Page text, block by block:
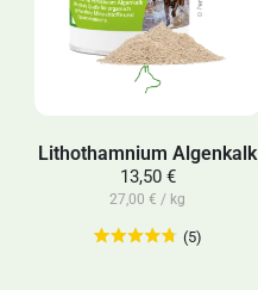
Lithothamnium Algenkalk
13,50 €
27,00 € / kg
(5)